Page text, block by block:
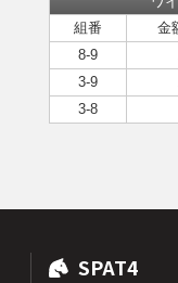
組番
金
8-9
3-9
3-8
SPAT4